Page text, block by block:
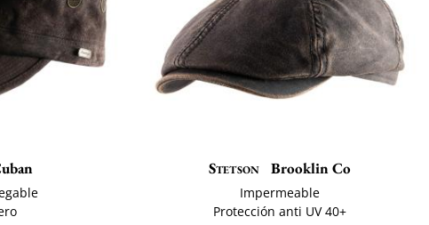
Stetson Brooklin Co
Impermeable
Protección anti UV 40+